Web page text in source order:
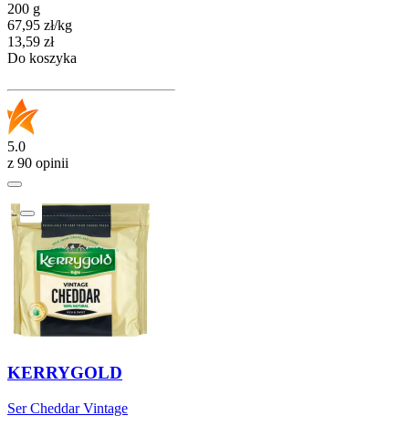
200 g
67,95 zł/kg
Cena
13,59 zł
Do koszyka
5.0
z 90 opinii
KERRYGOLD
Ser Cheddar Vintage